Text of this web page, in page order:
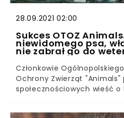
28.09.2021 02:00
Sukces OTOZ
niewidomego psa,
nie zabrał go do
Członkowie
Ochrony Zwierząt
społecznościowych wieść
niewidomy Kacper - pies,